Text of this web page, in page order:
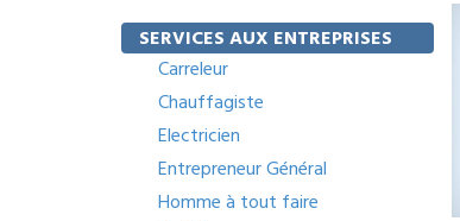
SERVICES AUX ENTREPRISES
Carreleur
Chauffagiste
Electricien
Entrepreneur Général
Homme à tout faire